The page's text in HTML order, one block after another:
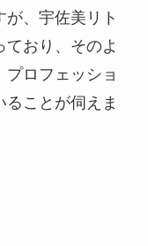
、宇佐美リト
おり、そのよ
プロフェッショ
ことが伺えま